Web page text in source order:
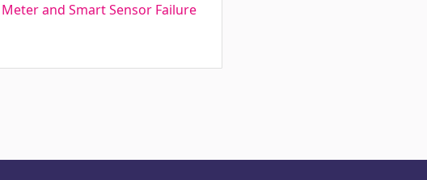
and Smart Sensor Failure